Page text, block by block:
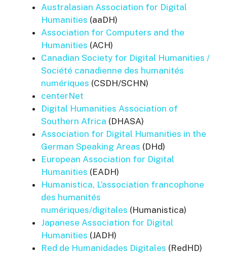
Australasian Association for Digital
Humanities (aaDH)
Association for Computers and the
Humanities (ACH)
Canadian Society for Digital Humanities /
Société canadienne des humanités
numériques (CSDH/SCHN)
centerNet
Digital Humanities Association of
Southern Africa (DHASA)
Association for Digital Humanities in the
German Speaking Areas (DHd)
European Association for Digital
Humanities (EADH)
Humanistica, L’association francophone
des humanités
numériques/digitales (Humanistica)
Japanese Association for Digital
Humanities (JADH)
Red de Humanidades Digitales (RedHD)